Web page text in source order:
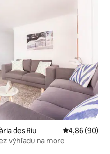
des Riu Priemerné
4,86 (90)
výhľadu na more